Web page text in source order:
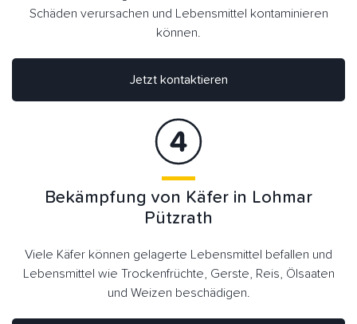
Schäden verursachen und Lebensmittel kontaminieren
können.
Jetzt kontaktieren
Bekämpfung von Käfer in Lohmar
Pützrath
Viele Käfer können gelagerte Lebensmittel befallen und
Lebensmittel wie Trockenfrüchte, Gerste, Reis, Ölsaaten
und Weizen beschädigen.